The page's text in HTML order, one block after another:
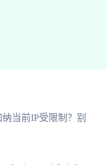
当前IP受限制？别